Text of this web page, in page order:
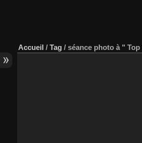
Accueil / Tag / séance photo à "